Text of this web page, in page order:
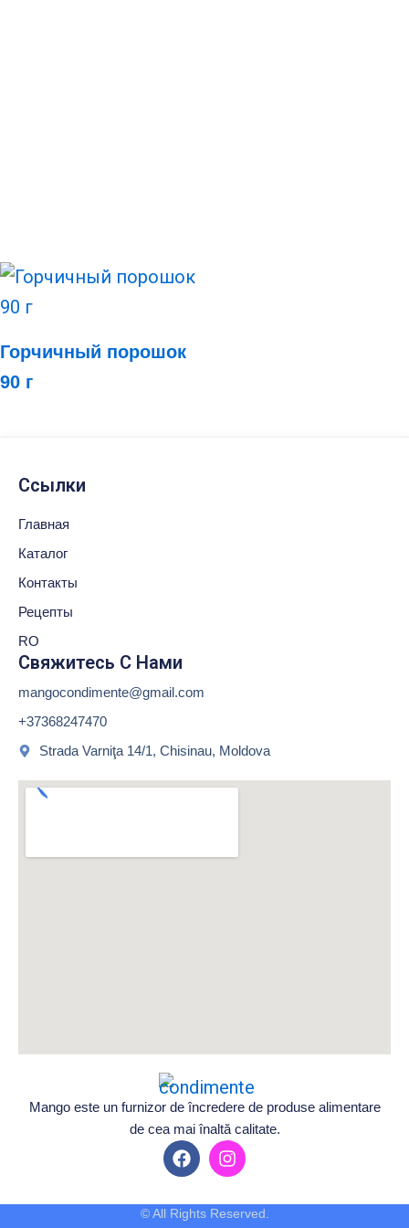
Горчичный порошок
90 г
Ссылки
Главная
Каталог
Контакты
Рецепты
RO
Свяжитесь С Нами
mangocondimente@gmail.com
+37368247470
Strada Varniţa 14/1, Chisinau, Moldova
Mango este un furnizor de încredere de produse alimentare
de cea mai înaltă calitate.
F
a
e
b
I
n
t
a
© All Rights Reserved.